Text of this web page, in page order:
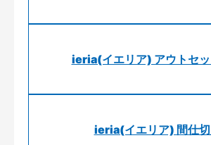
ieria(イエリア) アウトセ
ieria(イエリア) 間仕